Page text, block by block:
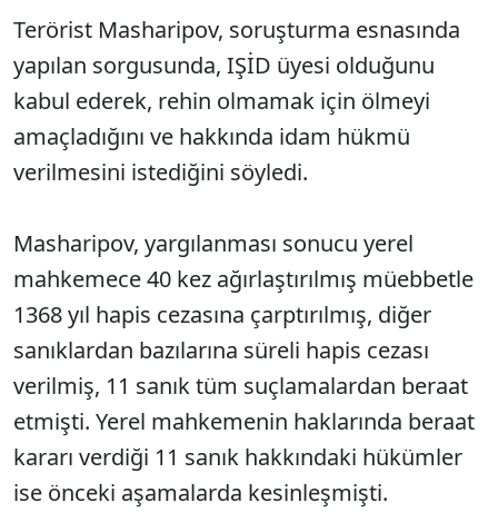
Terörist Masharipov, soruşturma esnasında
yapılan sorgusunda, IŞİD üyesi olduğunu
kabul ederek, rehin olmamak için ölmeyi
amaçladığını ve hakkında idam hükmü
verilmesini istediğini söyledi.
Masharipov, yargılanması sonucu yerel
mahkemece 40 kez ağırlaştırılmış müebbetle
1368 yıl hapis cezasına çarptırılmış, diğer
sanıklardan bazılarına süreli hapis cezası
verilmiş, 11 sanık tüm suçlamalardan beraat
etmişti. Yerel mahkemenin haklarında beraat
kararı verdiği 11 sanık hakkındaki hükümler
ise önceki aşamalarda kesinleşmişti.